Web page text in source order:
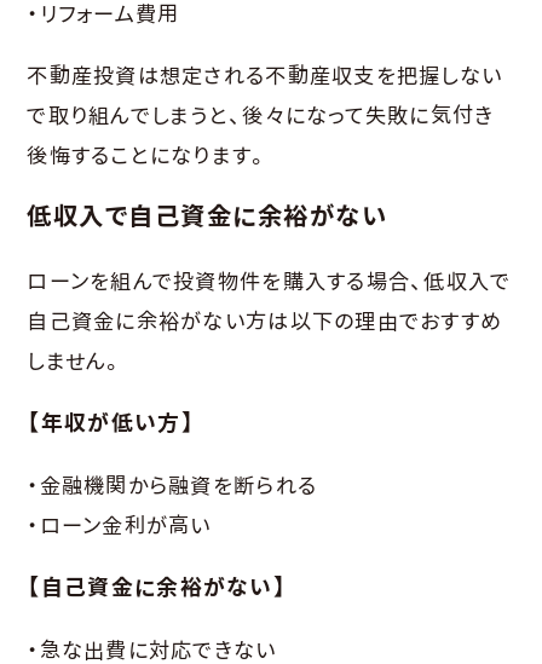
・リフォーム費用
不動産投資は想定される不動産収支を把握しない
で取り組んでしまうと、後々になって失敗に気付き
後悔することになります。
低収入で自己資金に余裕がない
ローンを組んで投資物件を購入する場合、低収入で
自己資金に余裕がない方は以下の理由でおすすめ
しません。
【年収が低い方】
・金融機関から融資を断られる
・ローン金利が高い
【自己資金に余裕がない】
・急な出費に対応できない